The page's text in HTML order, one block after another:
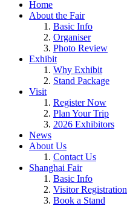
Home
About the Fair
Basic Info
Organiser
Photo Review
Exhibit
Why Exhibit
Stand Package
Visit
Register Now
Plan Your Trip
2026 Exhibitors
News
About Us
Contact Us
Shanghai Fair
Basic Info
Visitor Registration
Book a Stand